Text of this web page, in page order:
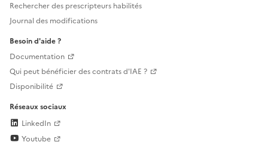
Rechercher des prescripteurs habilités
Journal des modifications
Besoin d'aide ?
Documentation
Qui peut bénéficier des contrats d'IAE ?
Disponibilité
Réseaux sociaux
LinkedIn
Youtube